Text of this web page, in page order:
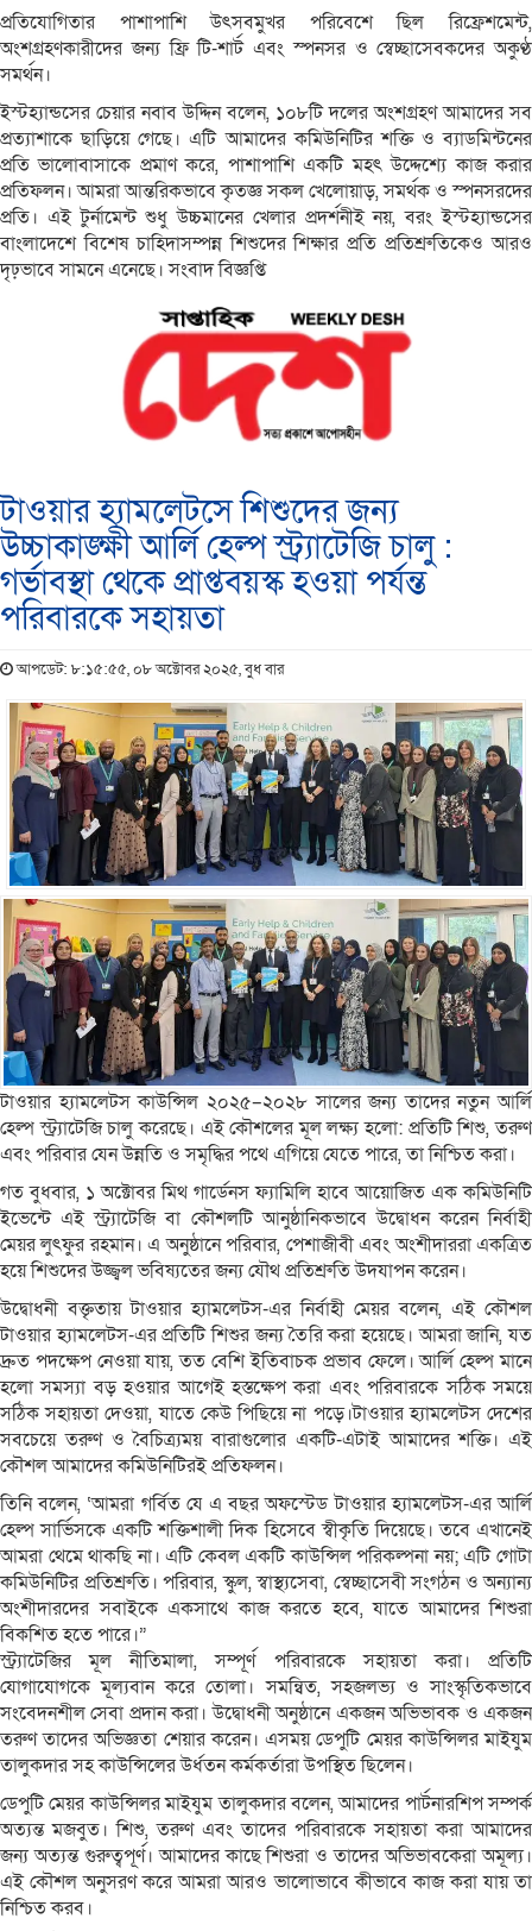
প্রতিযোগিতার পাশাপাশি উৎসবমুখর পরিবেশে ছিল রিফ্রেশমেন্ট,
অংশগ্রহণকারীদের জন্য ফ্রি টি-শার্ট এবং স্পনসর ও স্বেচ্ছাসেবকদের অকুণ্ঠ
সমর্থন।
ইস্টহ্যান্ডসের চেয়ার নবাব উদ্দিন বলেন, ১০৮টি দলের অংশগ্রহণ আমাদের সব
প্রত্যাশাকে ছাড়িয়ে গেছে। এটি আমাদের কমিউনিটির শক্তি ও ব্যাডমিন্টনের
প্রতি ভালোবাসাকে প্রমাণ করে, পাশাপাশি একটি মহৎ উদ্দেশ্যে কাজ করার
প্রতিফলন। আমরা আন্তরিকভাবে কৃতজ্ঞ সকল খেলোয়াড়, সমর্থক ও স্পনসরদের
প্রতি। এই টুর্নামেন্ট শুধু উচ্চমানের খেলার প্রদর্শনীই নয়, বরং ইস্টহ্যান্ডসের
বাংলাদেশে বিশেষ চাহিদাসম্পন্ন শিশুদের শিক্ষার প্রতি প্রতিশ্রুতিকেও আরও
দৃঢ়ভাবে সামনে এনেছে। সংবাদ বিজ্ঞপ্তি
টাওয়ার হ্যামলেটসে শিশুদের জন্য
উচ্চাকাঙ্ক্ষী আর্লি হেল্প স্ট্র্যাটেজি চালু :
গর্ভাবস্থা থেকে প্রাপ্তবয়স্ক হওয়া পর্যন্ত
পরিবারকে সহায়তা
আপডেট: ৮:১৫:৫৫, ০৮ অক্টোবর ২০২৫, বুধ বার
টাওয়ার হ্যামলেটস কাউন্সিল ২০২৫–২০২৮ সালের জন্য তাদের নতুন আর্লি
হেল্প স্ট্র্যাটেজি চালু করেছে। এই কৌশলের মূল লক্ষ্য হলো: প্রতিটি শিশু, তরুণ
এবং পরিবার যেন উন্নতি ও সমৃদ্ধির পথে এগিয়ে যেতে পারে, তা নিশ্চিত করা।
গত বুধবার, ১ অক্টোবর মিথ গার্ডেনস ফ্যামিলি হাবে আয়োজিত এক কমিউনিটি
ইভেন্টে এই স্ট্র্যাটেজি বা কৌশলটি আনুষ্ঠানিকভাবে উদ্বোধন করেন নির্বাহী
মেয়র লুৎফুর রহমান। এ অনুষ্ঠানে পরিবার, পেশাজীবী এবং অংশীদাররা একত্রিত
হয়ে শিশুদের উজ্জ্বল ভবিষ্যতের জন্য যৌথ প্রতিশ্রুতি উদযাপন করেন।
উদ্বোধনী বক্তৃতায় টাওয়ার হ্যামলেটস-এর নির্বাহী মেয়র বলেন, এই কৌশল
টাওয়ার হ্যামলেটস-এর প্রতিটি শিশুর জন্য তৈরি করা হয়েছে। আমরা জানি, যত
দ্রুত পদক্ষেপ নেওয়া যায়, তত বেশি ইতিবাচক প্রভাব ফেলে। আর্লি হেল্প মানে
হলো সমস্যা বড় হওয়ার আগেই হস্তক্ষেপ করা এবং পরিবারকে সঠিক সময়ে
সঠিক সহায়তা দেওয়া, যাতে কেউ পিছিয়ে না পড়ে।টাওয়ার হ্যামলেটস দেশের
সবচেয়ে তরুণ ও বৈচিত্র্যময় বারাগুলোর একটি-এটাই আমাদের শক্তি। এই
কৌশল আমাদের কমিউনিটিরই প্রতিফলন।
তিনি বলেন, ‘আমরা গর্বিত যে এ বছর অফস্টেড টাওয়ার হ্যামলেটস-এর আর্লি
হেল্প সার্ভিসকে একটি শক্তিশালী দিক হিসেবে স্বীকৃতি দিয়েছে। তবে এখানেই
আমরা থেমে থাকছি না। এটি কেবল একটি কাউন্সিল পরিকল্পনা নয়; এটি গোটা
কমিউনিটির প্রতিশ্রুতি। পরিবার, স্কুল, স্বাস্থ্যসেবা, স্বেচ্ছাসেবী সংগঠন ও অন্যান্য
অংশীদারদের সবাইকে একসাথে কাজ করতে হবে, যাতে আমাদের শিশুরা
বিকশিত হতে পারে।”
স্ট্র্যাটেজির মূল নীতিমালা, সম্পূর্ণ পরিবারকে সহায়তা করা। প্রতিটি
যোগাযোগকে মূল্যবান করে তোলা। সমন্বিত, সহজলভ্য ও সাংস্কৃতিকভাবে
সংবেদনশীল সেবা প্রদান করা। উদ্বোধনী অনুষ্ঠানে একজন অভিভাবক ও একজন
তরুণ তাদের অভিজ্ঞতা শেয়ার করেন। এসময় ডেপুটি মেয়র কাউন্সিলর মাইযুম
তালুকদার সহ কাউন্সিলের উর্ধতন কর্মকর্তারা উপস্থিত ছিলেন।
ডেপুটি মেয়র কাউন্সিলর মাইযুম তালুকদার বলেন, আমাদের পার্টনারশিপ সম্পর্ক
অত্যন্ত মজবুত। শিশু, তরুণ এবং তাদের পরিবারকে সহায়তা করা আমাদের
জন্য অত্যন্ত গুরুত্বপূর্ণ। আমাদের কাছে শিশুরা ও তাদের অভিভাবকেরা অমূল্য।
এই কৌশল অনুসরণ করে আমরা আরও ভালোভাবে কীভাবে কাজ করা যায় তা
নিশ্চিত করব।